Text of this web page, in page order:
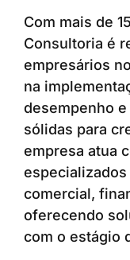
Com mais de
Consultoria é
empresários
na
desempenho
sólidas para
empresa atua
comercial,
oferecendo
com o estágio